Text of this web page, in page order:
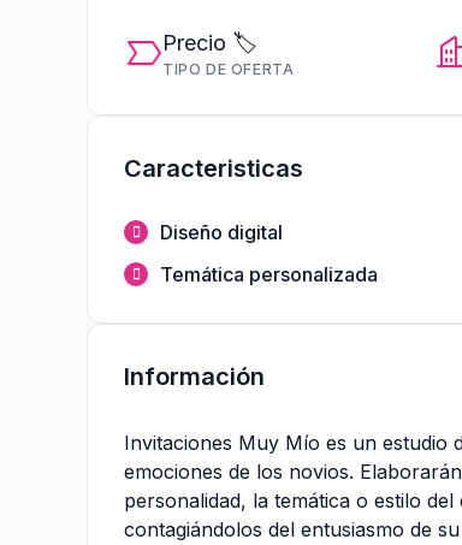
Precio 🏷️
TIPO DE OFERTA
Caracteristicas
Diseño digital
Temática personalizada
Información
Invitaciones Muy Mío es un estudio
emociones de los novios.
personalidad, la temática o estilo
contagiándolos del entusiasmo de